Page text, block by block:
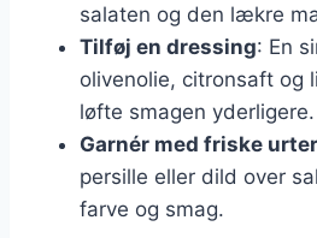
salaten og den lækre
Tilføj en dressing: En
olivenolie, citronsaft og
løfte smagen yderligere.
Garnér med friske urter
persille eller dild over
farve og smag.